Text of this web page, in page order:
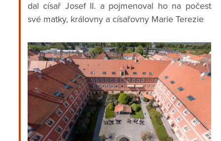
dal císař Josef II. a pojmenoval ho na počest
své matky, královny a císařovny Marie Terezie